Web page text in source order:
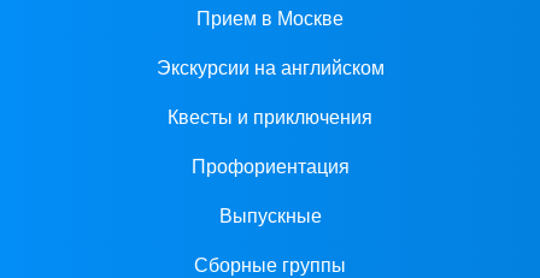
Прием в Москве
Экскурсии на английском
Квесты и приключения
Профориентация
Выпускные
Сборные группы